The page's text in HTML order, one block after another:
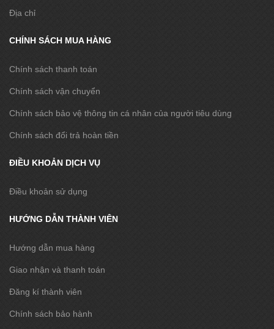
Địa chỉ
CHÍNH SÁCH MUA HÀNG
Chính sách thanh toán
Chính sách vận chuyển
Chính sách bảo vệ thông tin cá nhân của người tiêu dùng
Chính sách đổi trả hoàn tiền
ĐIỀU KHOẢN DỊCH VỤ
Điều khoản sử dụng
HƯỚNG DẪN THÀNH VIÊN
Hướng dẫn mua hàng
Giao nhận và thanh toán
Đăng kí thành viên
Chính sách bảo hành